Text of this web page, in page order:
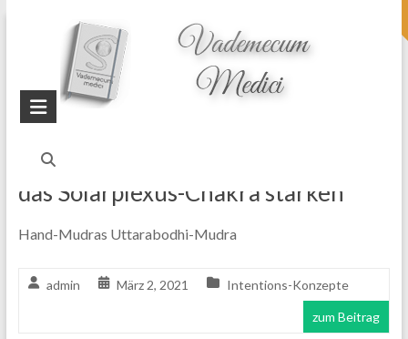
topheader
Startseite
Blog
Manipura
das Solarplexus-Chakra stärken
Hand-Mudras Uttarabodhi-Mudra
admin März 2, 2021 Intentions-Konzepte
zum Beitrag